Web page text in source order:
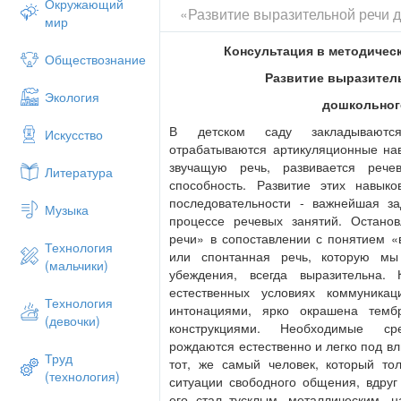
Окружающий
мир
Обществознание
Экология
Искусство
Литература
Музыка
Технология
(мальчики)
Технология
(девочки)
Труд
(технология)
характерна подчёркнутая логичность
термины, обозначающие научные
подчёркивающие причинно -
характерно употребление
отличается образностью,
выражений, яркостью, зримостью
поверила». Мы с мамой ездили на
закричу: «Ой, медведь!» Ну, да, -
медведь ещё раз показался из-за
медведь!» Сравните. Мы с мамой
закричала: «Мама медведь!» Мама
медведь ещё раз вышел, и мама
разговорного стиля. Девочка делится
передать то, что с нею произошло.
живой. Обо всём девочка
случай только что произошёл.
Поговорим об интонационной
Интонация - это не только повышения
ослабление голоса, замедление и
«Развитие выразительной речи
Консультация в
Развитие
В детском саду
отрабатываются артикуляционные
звучащую речь, развивается
способность. Развитие этих
последовательности - важнейшая
процессе речевых занятий.
речи» в сопоставлении с понятием
или спонтанная речь, которую
убеждения, всегда
естественных условиях
интонациями, ярко окрашена
конструкциями. Необходимые
рождаются естественно и легко под
тот, же самый человек, который
ситуации свободного общения,